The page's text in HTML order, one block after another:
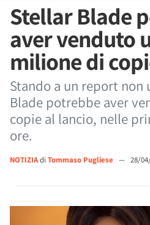
Stellar Blade
aver venduto
milione di
Stando a un report non
Blade potrebbe aver
copie al lancio, nelle
ore.
NOTIZIAdi Tommaso Pugliese — 28/